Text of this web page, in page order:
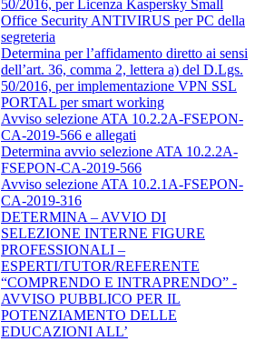
50/2016, per Licenza Kaspersky Small
Office Security ANTIVIRUS per PC della
segreteria
Determina per l’affidamento diretto ai sensi
dell’art. 36, comma 2, lettera a) del D.Lgs.
50/2016, per implementazione VPN SSL
PORTAL per smart working
Avviso selezione ATA 10.2.2A-FSEPON-
CA-2019-566 e allegati
Determina avvio selezione ATA 10.2.2A-
FSEPON-CA-2019-566
Avviso selezione ATA 10.2.1A-FSEPON-
CA-2019-316
DETERMINA – AVVIO DI
SELEZIONE INTERNE FIGURE
PROFESSIONALI –
ESPERTI/TUTOR/REFERENTE
“COMPRENDO E INTRAPRENDO” -
AVVISO PUBBLICO PER IL
POTENZIAMENTO DELLE
EDUCAZIONI ALL’